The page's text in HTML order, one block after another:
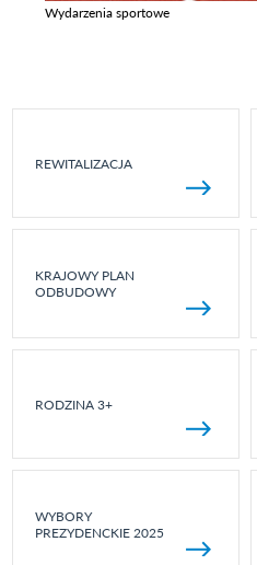
Wydarzenia sportowe
REWITALIZACJA
KRAJOWY PLAN
ODBUDOWY
RODZINA 3+
WYBORY
PREZYDENCKIE 2025